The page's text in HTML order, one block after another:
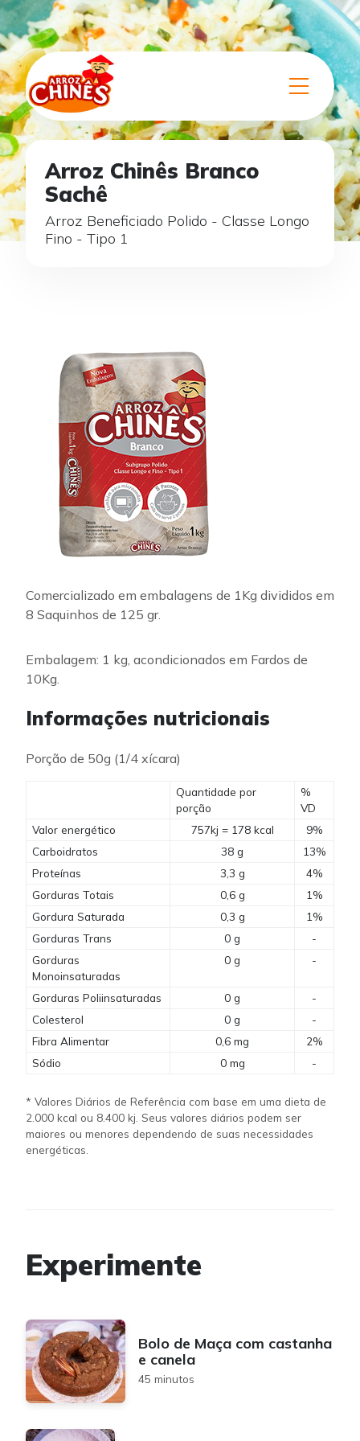
Arroz Chinês Branco
Sachê
Arroz Beneficiado Polido - Classe Longo
Fino - Tipo 1
Comercializado em embalagens de 1Kg divididos em
8 Saquinhos de 125 gr.
Embalagem: 1 kg, acondicionados em Fardos de
10Kg.
Informações nutricionais
Porção de 50g (1/4 xícara)
Quantidade por
porção
%
VD
Valor energético
757kj = 178 kcal
9%
Carboidratos
38 g
13%
Proteínas
3,3 g
4%
Gorduras Totais
0,6 g
1%
Gordura Saturada
0,3 g
1%
Gorduras Trans
0 g
-
Gorduras
Monoinsaturadas
0 g -
Gorduras Poliinsaturadas 0 g
-
Colesterol
0 g
-
Fibra Alimentar
0,6 mg
2%
Sódio
0 mg -
* Valores Diários de Referência com base em uma dieta de
2.000 kcal ou 8.400 kj. Seus valores diários podem ser
maiores ou menores dependendo de suas necessidades
energéticas.
Experimente
Bolo de Maça com castanha
e canela
45 minutos